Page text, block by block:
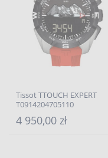
Tissot TTOUCH EXPERT
T0914204705110
4 950,00 zł